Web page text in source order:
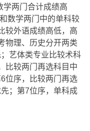
学两门合计成绩高
数学两门中的单科较
较外语成绩高低，高
物理、历史分开两类
艺体类专业比较术科
比较两门再选科目中
位序，比较两门再选
；第7位序，单科成